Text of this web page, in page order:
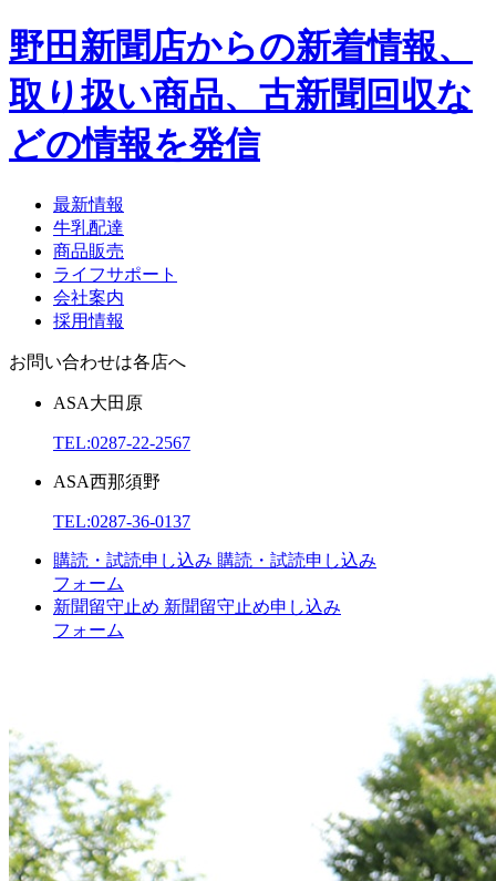
野田新聞店からの新着情報、
取り扱い商品、古新聞回収な
どの情報を発信
最新情報
牛乳配達
商品販売
ライフサポート
会社案内
採用情報
お問い合わせは各店へ
ASA大田原
TEL:0287-22-2567
ASA西那須野
TEL:0287-36-0137
購読・試読申し込み 購読・試読申し込み
フォーム
新聞留守止め 新聞留守止め申し込み
フォーム